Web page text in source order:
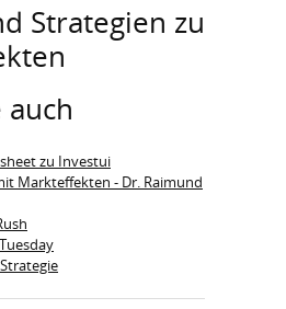
Strategien zu
auch
zu Investui
Markteffekten - Dr. Raimund